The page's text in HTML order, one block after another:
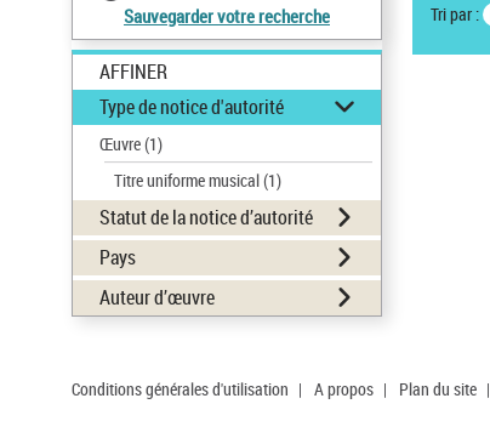
Sauvegarder votre recherche
AFFINER
Type de notice d'autorité
Œuvre(1)
Titre uniforme musical(1)
Statut de la notice d’autorité
Pays
Auteur d’œuvre
Tri par :
Conditions générales d'utilisation | A propos | Plan du site |